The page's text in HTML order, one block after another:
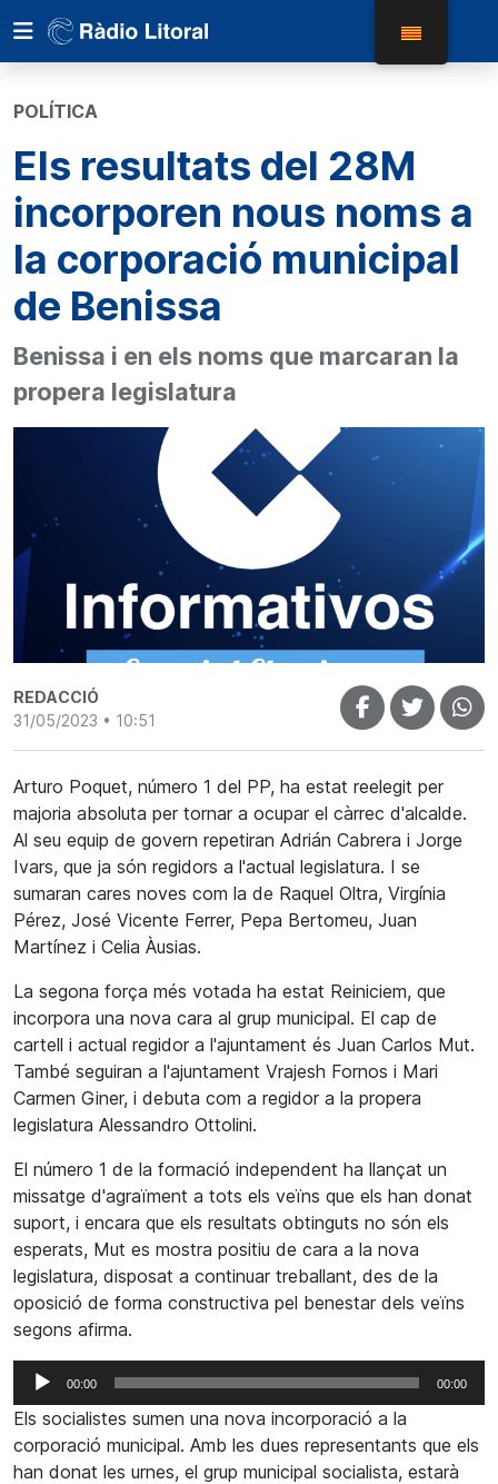
POLÍTICA
Els resultats del 28M
incorporen nous noms a
la corporació municipal
de Benissa
Benissa i en els noms que marcaran la
propera legislatura
REDACCIÓ
31/05/2023 • 10:51
Arturo Poquet, número 1 del PP, ha estat reelegit per
majoria absoluta per tornar a ocupar el càrrec d'alcalde.
Al seu equip de govern repetiran Adrián Cabrera i Jorge
Ivars, que ja són regidors a l'actual legislatura. I se
sumaran cares noves com la de Raquel Oltra, Virgínia
Pérez, José Vicente Ferrer, Pepa Bertomeu, Juan
Martínez i Celia Àusias.
La segona força més votada ha estat Reiniciem, que
incorpora una nova cara al grup municipal. El cap de
cartell i actual regidor a l'ajuntament és Juan Carlos Mut.
També seguiran a l'ajuntament Vrajesh Fornos i Mari
Carmen Giner, i debuta com a regidor a la propera
legislatura Alessandro Ottolini.
El número 1 de la formació independent ha llançat un
missatge d'agraïment a tots els veïns que els han donat
suport, i encara que els resultats obtinguts no són els
esperats, Mut es mostra positiu de cara a la nova
legislatura, disposat a continuar treballant, des de la
oposició de forma constructiva pel benestar dels veïns
segons afirma.
Reproductor
d'àudio
00:00 00:00
Els socialistes sumen una nova incorporació a la
corporació municipal. Amb les dues representants que els
han donat les urnes, el grup municipal socialista, estarà